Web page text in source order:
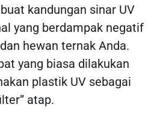
kandungan sinar UV
yang berdampak negatif
hewan ternak Anda.
yang biasa dilakukan
plastik UV sebagai
atap.